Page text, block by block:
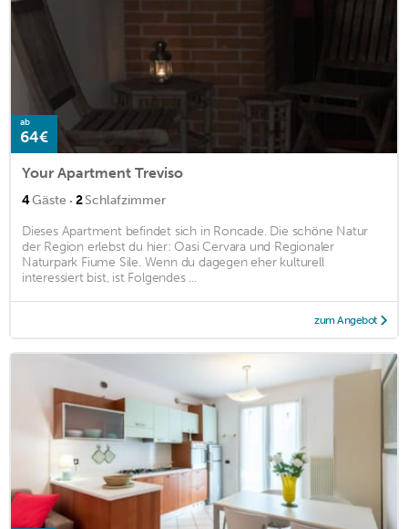
ab
64€
Your Apartment Treviso
4Gäste · 2Schlafzimmer
Dieses Apartment befindet sich in Roncade. Die schöne Natur
der Region erlebst du hier: Oasi Cervara und Regionaler
Naturpark Fiume Sile. Wenn du dagegen eher kulturell
interessiert bist, ist Folgendes ...
zum Angebot